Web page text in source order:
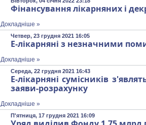
Фінансування лікарняних і
Докладніше »
Четвер, 23 грудня 2021 16:05
Е-лікарняні з незначними
Докладніше »
Середа, 22 грудня 2021 16:43
Е-лікарняні сумісників
заяви-розрахунку
Докладніше »
П'ятниця, 17 грудня 2021 16:09